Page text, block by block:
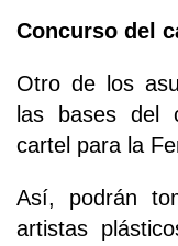
Concurso del
Otro de los
las bases del
cartel para la
Así, podrán
artistas